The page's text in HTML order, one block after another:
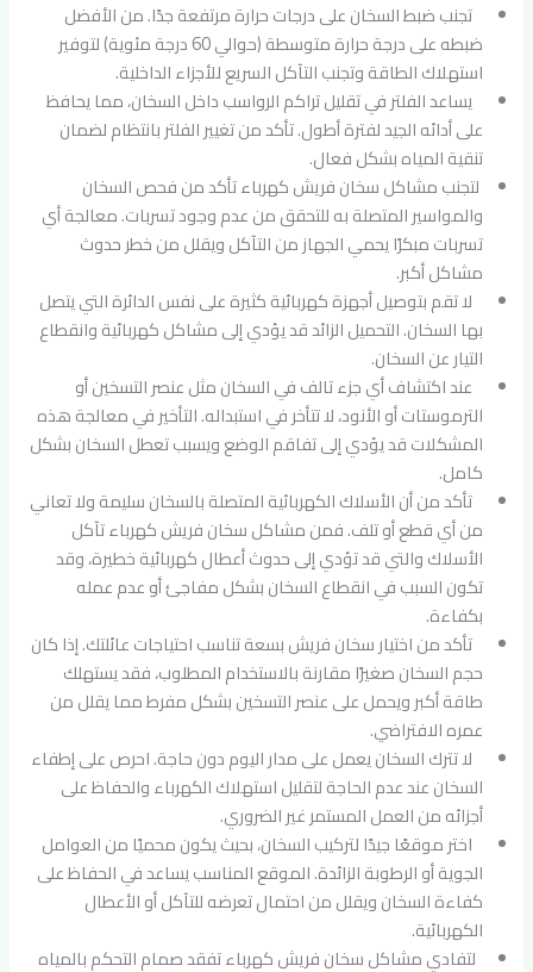
تجنب ضبط السخان على درجات حرارة مرتفعة جدًا. من الأفضل
ضبطه على درجة حرارة متوسطة (حوالي 60 درجة مئوية) لتوفير
استهلاك الطاقة وتجنب التآكل السريع للأجزاء الداخلية.
يساعد الفلتر في تقليل تراكم الرواسب داخل السخان، مما يحافظ
على أدائه الجيد لفترة أطول. تأكد من تغيير الفلتر بانتظام لضمان
تنقية المياه بشكل فعال.
لتجنب مشاكل سخان فريش كهرباء تأكد من فحص السخان
والمواسير المتصلة به للتحقق من عدم وجود تسربات. معالجة أي
تسربات مبكرًا يحمي الجهاز من التآكل ويقلل من خطر حدوث
مشاكل أكبر.
لا تقم بتوصيل أجهزة كهربائية كثيرة على نفس الدائرة التي يتصل
بها السخان. التحميل الزائد قد يؤدي إلى مشاكل كهربائية وانقطاع
التيار عن السخان.
عند اكتشاف أي جزء تالف في السخان مثل عنصر التسخين أو
الترموستات أو الأنود، لا تتأخر في استبداله. التأخير في معالجة هذه
المشكلات قد يؤدي إلى تفاقم الوضع ويسبب تعطل السخان بشكل
كامل.
تأكد من أن الأسلاك الكهربائية المتصلة بالسخان سليمة ولا تعاني
من أي قطع أو تلف. فمن مشاكل سخان فريش كهرباء تآكل
الأسلاك والتي قد تؤدي إلى حدوث أعطال كهربائية خطيرة، وقد
تكون السبب في انقطاع السخان بشكل مفاجئ أو عدم عمله
بكفاءة.
تأكد من اختيار سخان فريش بسعة تناسب احتياجات عائلتك. إذا كان
حجم السخان صغيرًا مقارنة بالاستخدام المطلوب، فقد يستهلك
طاقة أكبر ويحمل على عنصر التسخين بشكل مفرط مما يقلل من
عمره الافتراضي.
لا تترك السخان يعمل على مدار اليوم دون حاجة. احرص على إطفاء
السخان عند عدم الحاجة لتقليل استهلاك الكهرباء والحفاظ على
أجزائه من العمل المستمر غير الضروري.
اختر موقعًا جيدًا لتركيب السخان، بحيث يكون محميًا من العوامل
الجوية أو الرطوبة الزائدة. الموقع المناسب يساعد في الحفاظ على
كفاءة السخان ويقلل من احتمال تعرضه للتآكل أو الأعطال
الكهربائية.
لتفادي مشاكل سخان فريش كهرباء تفقد صمام التحكم بالمياه